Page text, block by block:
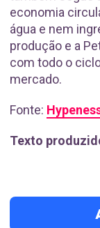
economia
água e nem
produção e a
com todo o
mercado.
Fonte:
Texto